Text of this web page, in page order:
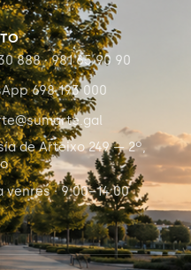
888 · 981 65 90 90
698 193 000
de Arteixo 249 — 2º,
venres · 9:00–14:00